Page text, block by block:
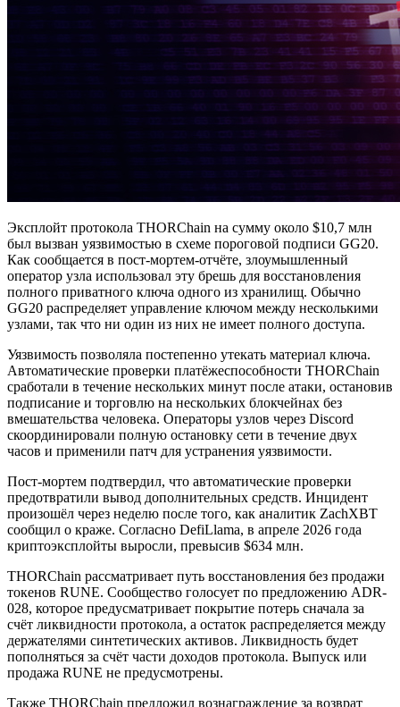
Эксплойт протокола THORChain на сумму около $10,7 млн
был вызван уязвимостью в схеме пороговой подписи GG20.
Как сообщается в пост-мортем-отчёте, злоумышленный
оператор узла использовал эту брешь для восстановления
полного приватного ключа одного из хранилищ. Обычно
GG20 распределяет управление ключом между несколькими
узлами, так что ни один из них не имеет полного доступа.
Уязвимость позволяла постепенно утекать материал ключа.
Автоматические проверки платёжеспособности THORChain
сработали в течение нескольких минут после атаки, остановив
подписание и торговлю на нескольких блокчейнах без
вмешательства человека. Операторы узлов через Discord
скоординировали полную остановку сети в течение двух
часов и применили патч для устранения уязвимости.
Пост-мортем подтвердил, что автоматические проверки
предотвратили вывод дополнительных средств. Инцидент
произошёл через неделю после того, как аналитик ZachXBT
сообщил о краже. Согласно DefiLlama, в апреле 2026 года
криптоэксплойты выросли, превысив $634 млн.
THORChain рассматривает путь восстановления без продажи
токенов RUNE. Сообщество голосует по предложению ADR-
028, которое предусматривает покрытие потерь сначала за
счёт ликвидности протокола, а остаток распределяется между
держателями синтетических активов. Ликвидность будет
пополняться за счёт части доходов протокола. Выпуск или
продажа RUNE не предусмотрены.
Также THORChain предложил вознаграждение за возврат